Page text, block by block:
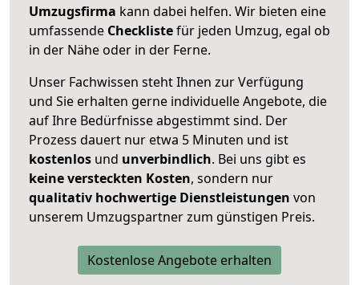
Umzugsfirma kann dabei helfen. Wir bieten eine
umfassende Checklistefür jeden Umzug, egal ob
in der Nähe oder in der Ferne.
Unser Fachwissen steht Ihnen zur Verfügung
und Sie erhalten gerne individuelle Angebote, die
auf Ihre Bedürfnisse abgestimmt sind. Der
Prozess dauert nur etwa 5 Minuten und ist
kostenlos und unverbindlich. Bei uns gibt es
keine versteckten Kosten, sondern nur
qualitativ hochwertige Dienstleistungen von
unserem Umzugspartner zum günstigen Preis.
Kostenlose Angebote erhalten